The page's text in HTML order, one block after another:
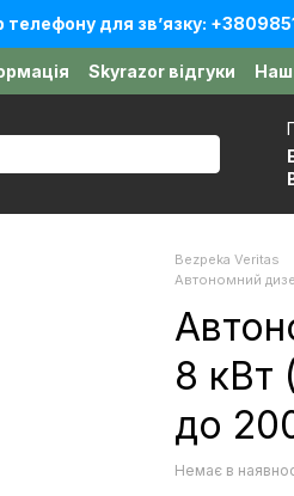
телефону для звʼязку:
Skyrazor відгуки
Наш
оферти
Bezpeka Veritas
Автономний
8 кВт
до
Немає в